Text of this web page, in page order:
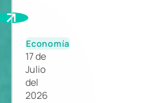
Economía
17 de
Julio
del
2026